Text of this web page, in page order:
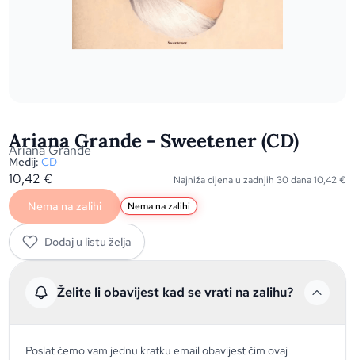
Ariana Grande - Sweetener (CD)
Ariana Grande
Medij: CD
10,42€ Najniža cijena u zadnjih 30 dana10,42€
Nema na zalihi Nema na zalihi
Dodaj u listu želja
Želite li obavijest kad se vrati na zalihu?
Poslat ćemo vam jednu kratku email obavijest čim ovaj